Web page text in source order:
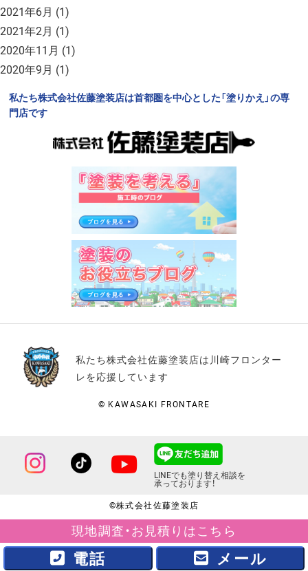
現地調査・お見積りはこちら
電話 メール
2021年6月 (1)
2021年2月 (1)
2020年11月 (1)
2020年9月 (1)
私たち株式会社佐藤塗装店は首都圏を中心とした「塗りかえ」の専
門店です
私たち株式会社佐藤塗装店は川崎フロンター
レを応援しています
© KAWASAKI FRONTARE
LINEでも塗り替え相談を
承っております！
©株式会社佐藤塗装店